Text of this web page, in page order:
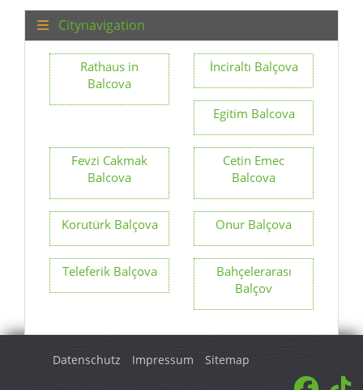
Citynavigation
Rathaus in
Balcova
İnciraltı Balçova
Egitim Balcova
Fevzi Cakmak
Balcova
Cetin Emec
Balcova
Korutürk Balçova Onur Balçova
Teleferik Balçova
Bahçelerarası
Balçov
Datenschutz Impressum Sitemap